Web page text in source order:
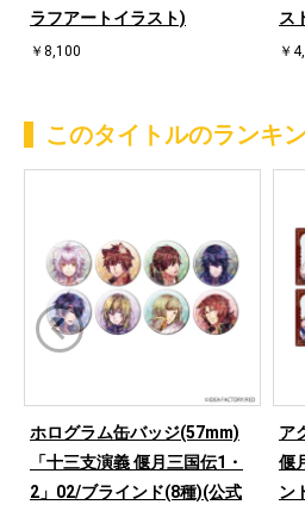
ラフアートイラスト)
￥8,100
ス
￥
このタイトルのランキ
ホログラム缶バッジ(57mm)
「十三支演義 偃月三国伝1・
2」02/ブラインド(8種)(公式
ア
偃
ン